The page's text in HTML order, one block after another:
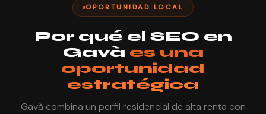
OPORTUNIDAD LOCAL
Por qué el SEO en
Gavà es una
oportunidad
estratégica
Gavà combina un perfil residencial de alta renta con